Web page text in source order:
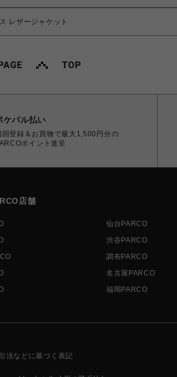
レザージャケット
ケパル払い
回登録＆お買物で最大1,500円分の
ポイント進呈
店舗
仙台PARCO
渋谷PARCO
調布PARCO
名古屋PARCO
福岡PARCO
法などに基づく表記